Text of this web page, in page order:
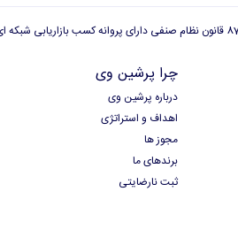
چرا پرشین وی
درباره پرشین وی
اهداف و استراتژی
مجوز ها
برندهای ما
ثبت نارضایتی